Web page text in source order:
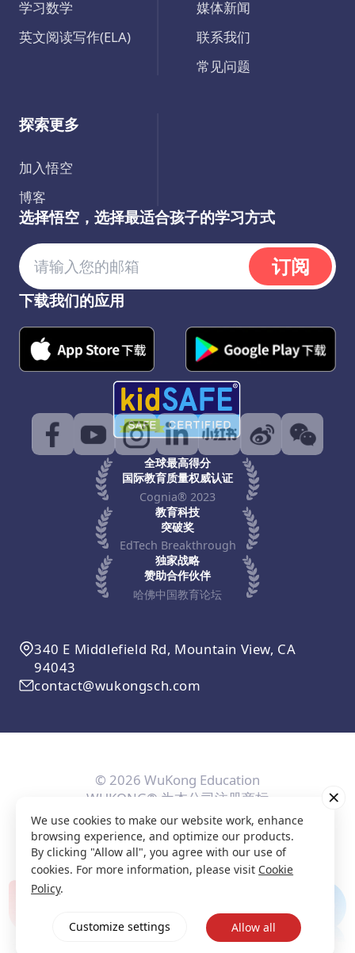
学习数学
英文阅读写作(ELA)
媒体新闻
联系我们
常见问题
探索更多
加入悟空
博客
选择悟空，选择最适合孩子的学习方式
订阅
下载我们的应用
全球最高得分
国际教育质量权威认证
Cognia® 2023
教育科技
突破奖
EdTech Breakthrough
独家战略
赞助合作伙伴
哈佛中国教育论坛
340 E Middlefield Rd, Mountain View, CA
94043
contact@wukongsch.com
© 2026 WuKong Education
WUKONG® 为本公司注册商标
用户协议隐私条款 Cookie政策隐私设置
We use cookies to make our website work, enhance
browsing experience, and optimize our products.
By clicking "Allow all", you agree with our use of
cookies. For more information, please visit Cookie
Policy.
Customize settings Allow all